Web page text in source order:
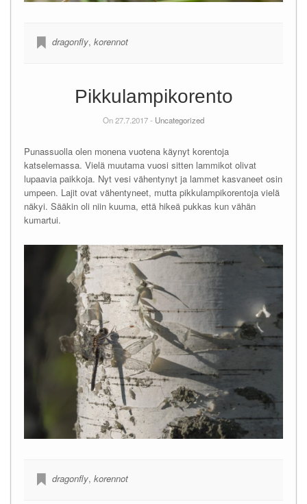
dragonfly, korennot
Pikkulampikorento
On 27.7.2017 - Uncategorized
Punassuolla olen monena vuotena käynyt korentoja
katselemassa. Vielä muutama vuosi sitten lammikot olivat
lupaavia paikkoja. Nyt vesi vähentynyt ja lammet kasvaneet osin
umpeen. Lajit ovat vähentyneet, mutta pikkulampikorentoja vielä
näkyi. Sääkin oli niin kuuma, että hikeä pukkas kun vähän
kumartui.
dragonfly, korennot